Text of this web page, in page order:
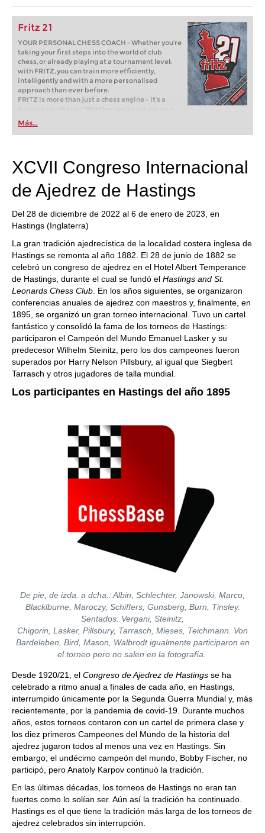
Fritz 21
YOUR PERSONAL CHESS COACH - Whether you’re
taking your first steps into the world of club
chess, or already playing at a tournament level:
with FRITZ, you can train more efficiently,
intelligently and with a more personalised
approach than ever before.
FRITZ is more than just a chess engine – it’s a
training revolution! Whether you’re taking your
first steps into the world of club chess, or already
playing at a tournament level: with FRITZ, you can
train more efficiently, intelligently and with a
Más...
XCVII Congreso Internacional
de Ajedrez de Hastings
Del 28 de diciembre de 2022 al 6 de enero de 2023, en
Hastings (Inglaterra)
La gran tradición ajedrecística de la localidad costera inglesa de
Hastings se remonta al año 1882. El 28 de junio de 1882 se
celebró un congreso de ajedrez en el Hotel Albert Temperance
de Hastings, durante el cual se fundó el Hastings and St.
Leonards Chess Club . En los años siguientes, se organizaron
conferencias anuales de ajedrez con maestros y, finalmente, en
1895, se organizó un gran torneo internacional. Tuvo un cartel
fantástico y consolidó la fama de los torneos de Hastings:
participaron el Campeón del Mundo Emanuel Lasker y su
predecesor Wilhelm Steinitz, pero los dos campeones fueron
superados por Harry Nelson Pillsbury, al igual que Siegbert
Tarrasch y otros jugadores de talla mundial.
Los participantes en Hastings del año 1895
De pie, de izda. a dcha.: Albin, Schlechter, Janowski, Marco,
Blacklburne, Maroczy, Schiffers, Gunsberg, Burn, Tinsley.
Sentados: Vergani, Steinitz,
Chigorin, Lasker, Pillsbury, Tarrasch, Mieses, Teichmann. Von
Bardeleben, Bird, Mason, Walbrodt igualmente participaron en
el torneo pero no salen en la fotografía.
Desde 1920/21, el Congreso de Ajedrez de Hastings se ha
celebrado a ritmo anual a finales de cada año, en Hastings,
interrumpido únicamente por la Segunda Guerra Mundial y, más
recientemente, por la pandemia de covid-19. Durante muchos
años, estos torneos contaron con un cartel de primera clase y
los diez primeros Campeones del Mundo de la historia del
ajedrez jugaron todos al menos una vez en Hastings. Sin
embargo, el undécimo campeón del mundo, Bobby Fischer, no
participó, pero Anatoly Karpov continuó la tradición.
En las últimas décadas, los torneos de Hastings no eran tan
fuertes como lo solían ser. Aún así la tradición ha continuado.
Hastings es el que tiene la tradición más larga de los torneos de
ajedrez celebrados sin interrupción.